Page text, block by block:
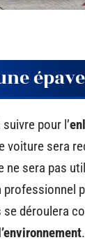
pour l’
voiture sera
ne sera pas
déroulera